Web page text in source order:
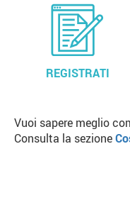
REGISTRATI
Vuoi sapere meglio
Consulta la sezione